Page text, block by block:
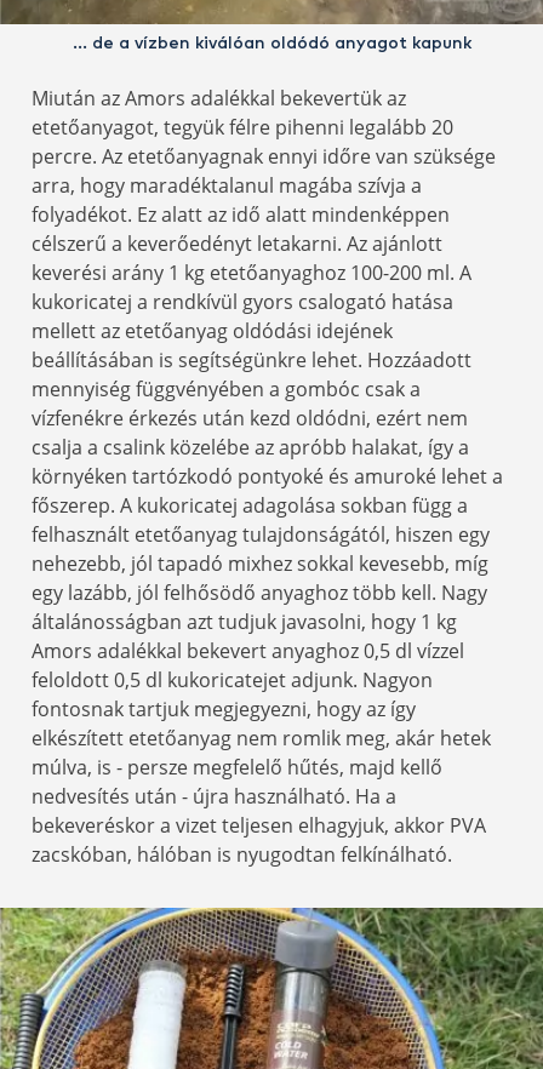
… de a vízben kiválóan oldódó anyagot kapunk
Miután az Amors adalékkal bekevertük az
etetőanyagot, tegyük félre pihenni legalább 20
percre. Az etetőanyagnak ennyi időre van szüksége
arra, hogy maradéktalanul magába szívja a
folyadékot. Ez alatt az idő alatt mindenképpen
célszerű a keverőedényt letakarni. Az ajánlott
keverési arány 1 kg etetőanyaghoz 100-200 ml. A
kukoricatej a rendkívül gyors csalogató hatása
mellett az etetőanyag oldódási idejének
beállításában is segítségünkre lehet. Hozzáadott
mennyiség függvényében a gombóc csak a
vízfenékre érkezés után kezd oldódni, ezért nem
csalja a csalink közelébe az apróbb halakat, így a
környéken tartózkodó pontyoké és amuroké lehet a
főszerep. A kukoricatej adagolása sokban függ a
felhasznált etetőanyag tulajdonságától, hiszen egy
nehezebb, jól tapadó mixhez sokkal kevesebb, míg
egy lazább, jól felhősödő anyaghoz több kell. Nagy
általánosságban azt tudjuk javasolni, hogy 1 kg
Amors adalékkal bekevert anyaghoz 0,5 dl vízzel
feloldott 0,5 dl kukoricatejet adjunk. Nagyon
fontosnak tartjuk megjegyezni, hogy az így
elkészített etetőanyag nem romlik meg, akár hetek
múlva, is - persze megfelelő hűtés, majd kellő
nedvesítés után - újra használható. Ha a
bekeveréskor a vizet teljesen elhagyjuk, akkor PVA
zacskóban, hálóban is nyugodtan felkínálható.